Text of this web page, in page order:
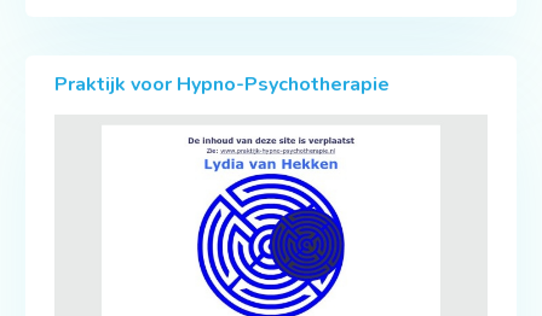
Praktijk voor Hypno-Psychotherapie